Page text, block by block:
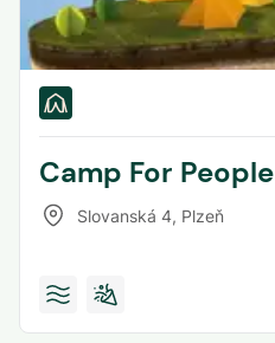
Camp For People
Slovanská 4, Plzeň